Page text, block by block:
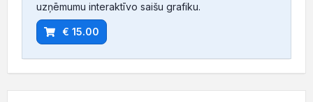
uzņēmumu interaktīvo saišu grafiku.
€ 15.00